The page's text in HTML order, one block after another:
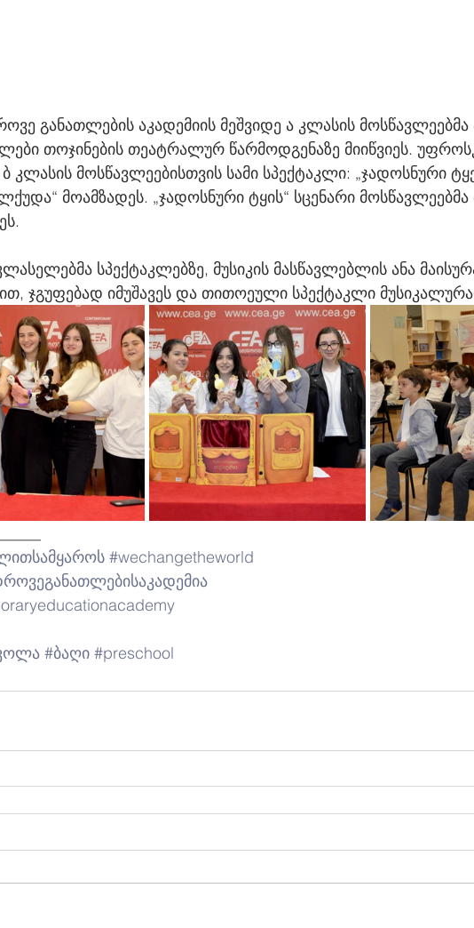
განათლების აკადემიის მეშვიდე ა კლასის მოსწავლეებმა
თოჯინების თეატრალურ წარმოდგენაზე მიიწვიეს.
კლასის მოსწავლეებისთვის სამი სპექტაკლი: „ჯადოსნური
მოამზადეს. „ჯადოსნური ტყის“ სცენარი
ჯგუფებად იმუშავეს და თითოეული სპექტაკლი
#wechangetheworld
#ბაღი #preschool